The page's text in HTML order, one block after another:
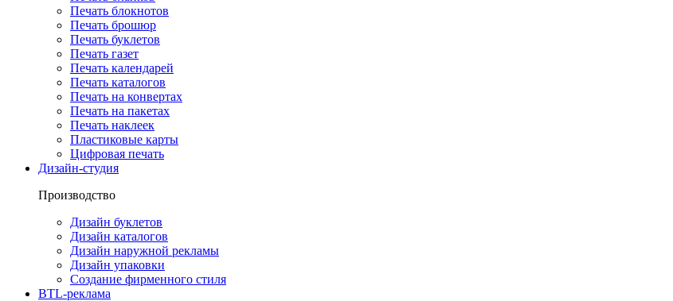
Печать блокнотов
Печать брошюр
Печать буклетов
Печать газет
Печать календарей
Печать каталогов
Печать на конвертах
Печать на пакетах
Печать наклеек
Пластиковые карты
Цифровая печать
Дизайн-студия
Производство
Дизайн буклетов
Дизайн каталогов
Дизайн наружной рекламы
Дизайн упаковки
Создание фирменного стиля
BTL-реклама